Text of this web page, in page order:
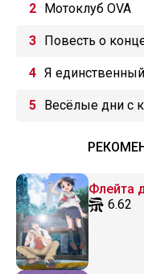
потерянной
Мотоклуб OVA
Повесть о
Я
Весёлые дни с
Флейта
6.62